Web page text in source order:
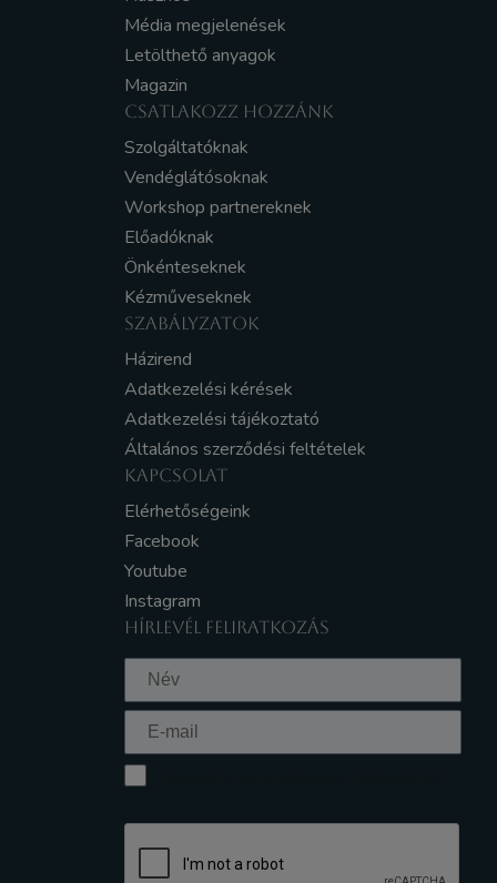
Média megjelenések
Letölthető anyagok
Magazin
CSATLAKOZZ HOZZÁNK
Szolgáltatóknak
Vendéglátósoknak
Workshop partnereknek
Előadóknak
Önkénteseknek
Kézműveseknek
SZABÁLYZATOK
Házirend
Adatkezelési kérések
Adatkezelési tájékoztató
Általános szerződési feltételek
KAPCSOLAT
Elérhetőségeink
Facebook
Youtube
Instagram
HÍRLEVÉL FELIRATKOZÁS